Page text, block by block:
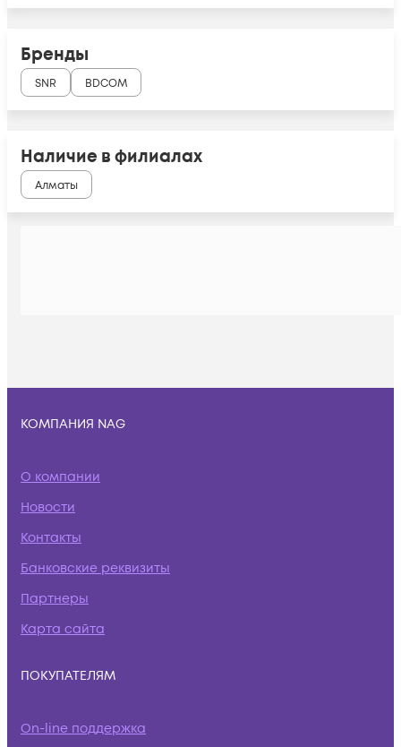
Бренды
SNR BDCOM
Наличие в филиалах
Алматы
КОМПАНИЯ NAG
О компании
Новости
Контакты
Банковские реквизиты
Партнеры
Карта сайта
ПОКУПАТЕЛЯМ
On-line поддержка